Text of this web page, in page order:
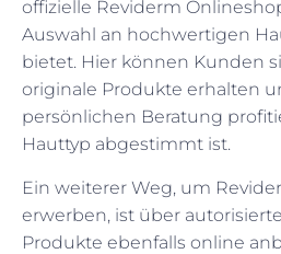
offizielle Reviderm
Auswahl an hochwertigen
bietet. Hier können Kunden
originale Produkte erhalten
persönlichen Beratung
Hauttyp abgestimmt ist.
Ein weiterer Weg, um
erwerben, ist über
Produkte ebenfalls online